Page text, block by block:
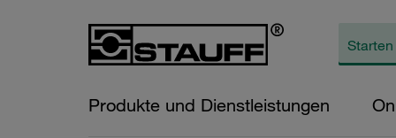
Produkte und Dienstleistungen